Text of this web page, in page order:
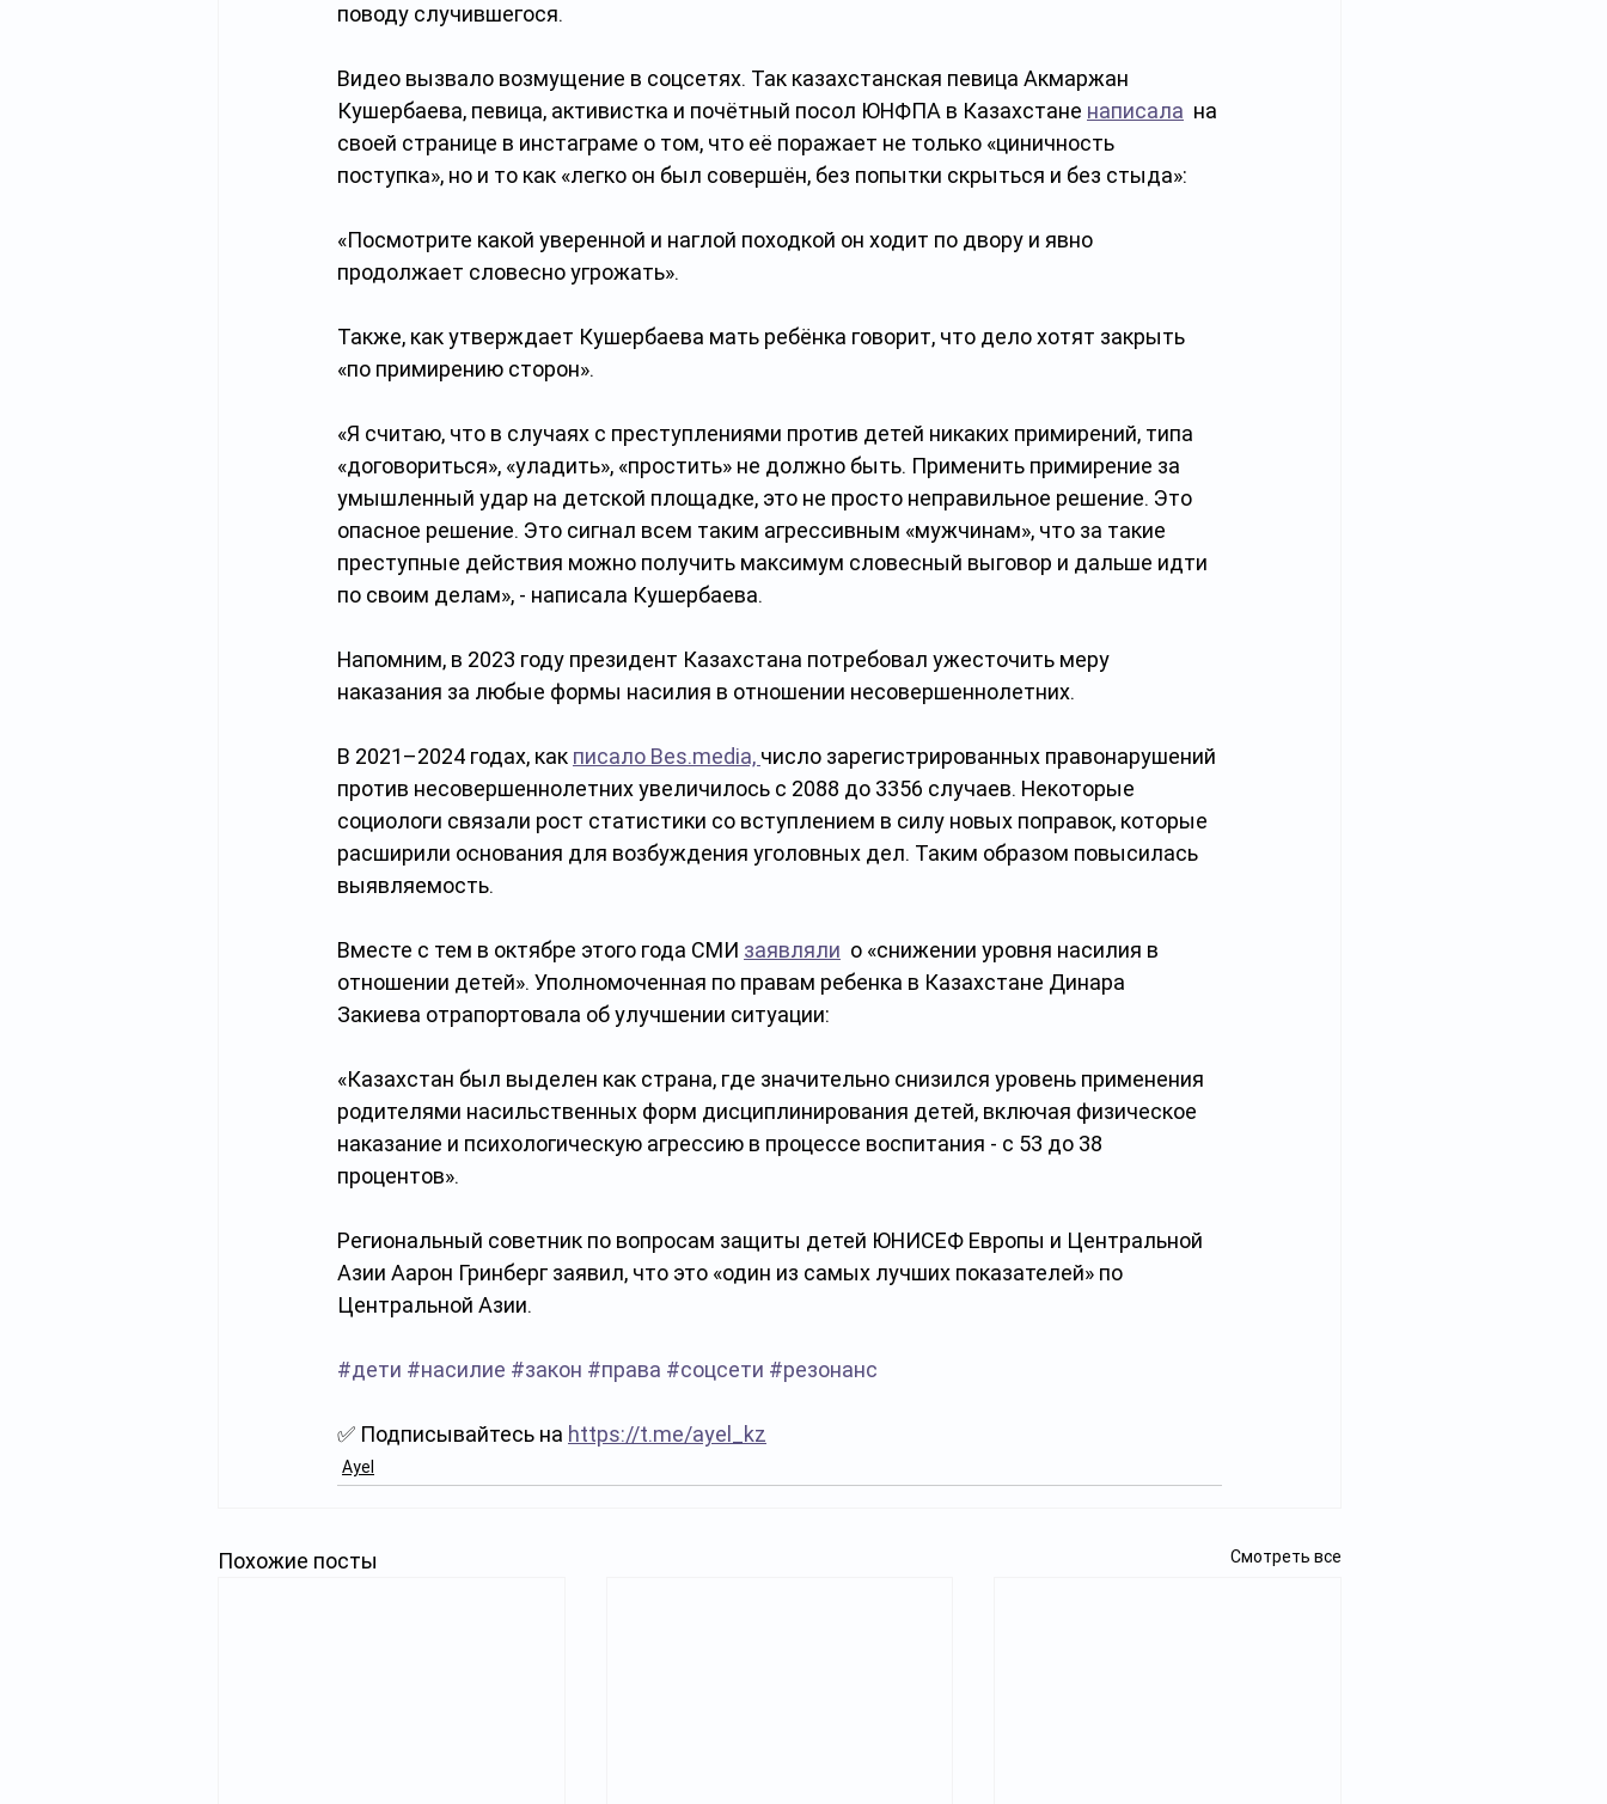
поводу случившегося.
Видео вызвало возмущение в соцсетях. Так казахстанская певица Акмаржан
Кушербаева, певица, активистка и почётный посол ЮНФПА в Казахстане написала
  на
своей странице в инстаграме о том, что её поражает не только «циничность
поступка», но и то как «легко он был совершён, без попытки скрыться и без стыда»:
«Посмотрите какой уверенной и наглой походкой он ходит по двору и явно
продолжает словесно угрожать».
Также, как утверждает Кушербаева мать ребёнка говорит, что дело хотят закрыть
«по примирению сторон».
«Я считаю, что в случаях с преступлениями против детей никаких примирений, типа
«договориться», «уладить», «простить» не должно быть. Применить примирение за
умышленный удар на детской площадке, это не просто неправильное решение. Это
опасное решение. Это сигнал всем таким агрессивным «мужчинам», что за такие
преступные действия можно получить максимум словесный выговор и дальше идти
по своим делам», - написала Кушербаева.
Напомним, в 2023 году президент Казахстана потребовал ужесточить меру
наказания за любые формы насилия в отношении несовершеннолетних.
В 2021–2024 годах, как писало Bes.media, число зарегистрированных правонарушений
против несовершеннолетних увеличилось с 2088 до 3356 случаев. Некоторые
социологи связали рост статистики со вступлением в силу новых поправок, которые
расширили основания для возбуждения уголовных дел. Таким образом повысилась
выявляемость.
Вместе с тем в октябре этого года СМИ заявляли
  о «снижении уровня насилия в
отношении детей». Уполномоченная по правам ребенка в Казахстане Динара
Закиева отрапортовала об улучшении ситуации:
«Казахстан был выделен как страна, где значительно снизился уровень применения
родителями насильственных форм дисциплинирования детей, включая физическое
наказание и психологическую агрессию в процессе воспитания - с 53 до 38
процентов».
Региональный советник по вопросам защиты детей ЮНИСЕФ Европы и Центральной
Азии Аарон Гринберг заявил, что это «один из самых лучших показателей» по
Центральной Азии.
#дети #насилие #закон #права #соцсети #резонанс
✅ Подписывайтесь на https://t.me/ayel_kz
Ayel
Похожие посты Смотреть все